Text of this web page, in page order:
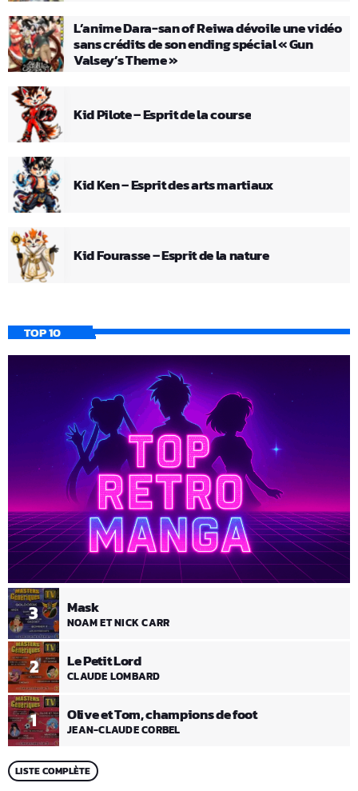
L’anime Dara-san of Reiwa dévoile une vidéo
sans crédits de son ending spécial « Gun
Valsey’s Theme »
Kid Pilote – Esprit de la course
Kid Ken – Esprit des arts martiaux
Kid Fourasse – Esprit de la nature
TOP 10
1 Olive et Tom, champions de foot
JEAN-CLAUDE CORBEL
2 Le Petit Lord
CLAUDE LOMBARD
3 Mask
NOAM ET NICK CARR
LISTE COMPLÈTE